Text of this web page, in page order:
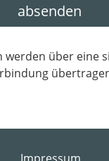
absenden
werden über eine